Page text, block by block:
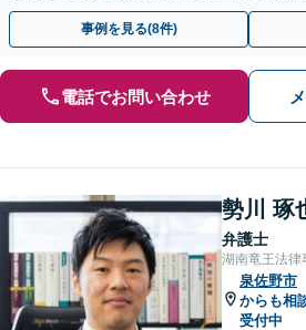
ださい。【解決事例が豊富】土曜日も電話受
事例を見る(8件)
電話でお問い合わせ
勢川 琢
弁護士
湖南竜王法律
泉佐野市
からも相
受付中